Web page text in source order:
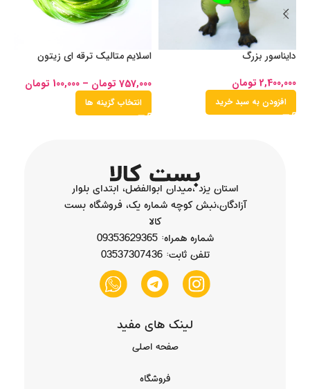
دایناسور بزرگ
2,400,000 تومان
افزودن به سبد خرید
اسلایم متالیک ترقه ای زیتون
757,000 تومان –
100,000 تومان
انتخاب گزینه ها
استان یزد ،میدان ابوالفضل، ابتدای بلوار
آزادگان،نبش کوچه شماره یک، فروشگاه بست
کالا
شماره همراه: 09353629365
تلفن ثابت: 03537307436
لینک های مفید
صفحه اصلی
فروشگاه